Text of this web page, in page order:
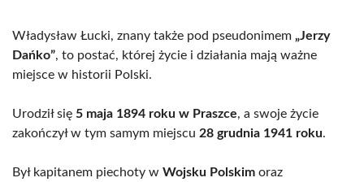
Władysław Łucki, znany także pod pseudonimem „Jerzy
Dańko”, to postać, której życie i działania mają ważne
miejsce w historii Polski.
Urodził się 5 maja 1894 roku w Praszce, a swoje życie
zakończył w tym samym miejscu 28 grudnia 1941 roku.
Był kapitanem piechoty w Wojsku Polskim oraz